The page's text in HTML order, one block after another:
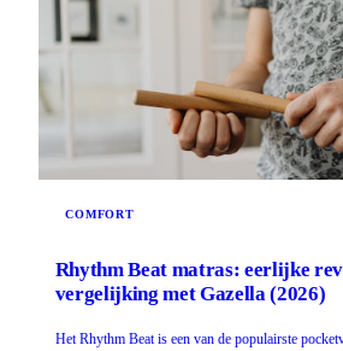
COMFORT
Rhythm Beat matras: eerlijke
vergelijking met Gazella (2026)
Het Rhythm Beat is een van de populairste